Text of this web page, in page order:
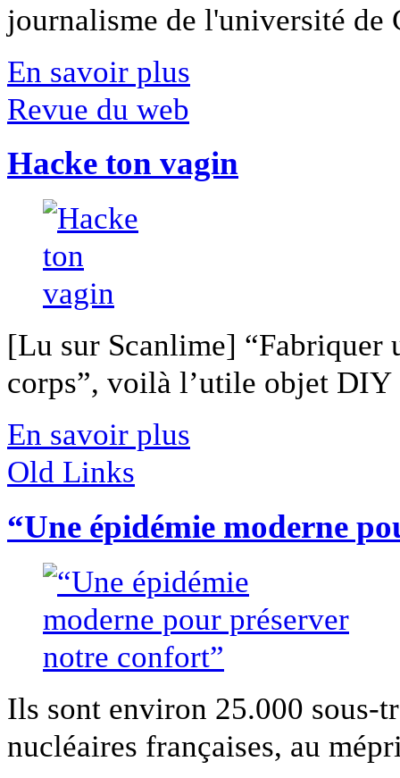
journalisme de l'université
En savoir plus
Revue du web
Hacke ton vagin
[Lu sur Scanlime] “Fabriquer
corps”, voilà l’utile objet
En savoir plus
Old Links
“Une épidémie moderne
Ils sont environ 25.000 sous-
nucléaires françaises, au